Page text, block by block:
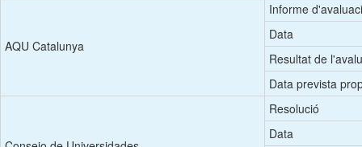
AQU Catalunya
Informe
Data
Resultat de
Data prevista
Resolució
Data